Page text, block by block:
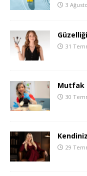
3
31
Mutfak
30
29